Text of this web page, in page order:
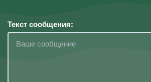
Текст сообщения: